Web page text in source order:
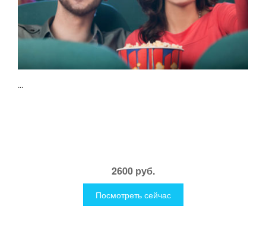
...
2600 руб.
Посмотреть сейчас